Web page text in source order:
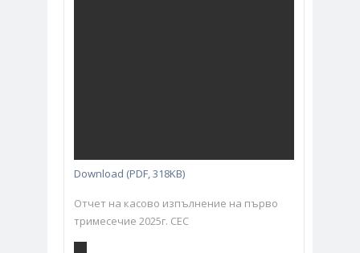
Download (PDF, 318KB)
Отчет на касово изпълнение на първо
тримесечие 2025г. СЕС